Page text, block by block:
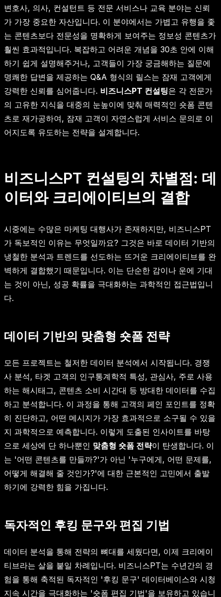
변호사, 의사, 컨설턴트 등 전문 서비스나 교육 분야는 신뢰
가 가장 중요한 자산입니다. 이 분야에서는 가볍고 유행을 좇
는 콘텐츠보다 전문성을 명확하게 보여주는 정보성 콘텐츠가
훨씬 효과적입니다. 복잡하고 어려운 개념을 30초 안에 이해
하기 쉽게 설명해주거나, 고객들이 가장 궁금해하는 질문에
명쾌한 답변을 제공하는 Q&A 형식의 릴스는 잠재 고객에게
강력한 신뢰를 심어줍니다. 비즈니스PT 컨설팅은 각 전문가
의 고유한 지식을 대중의 눈높이에 맞춰 매력적인 숏폼 콘텐
츠로 재가공하여, 잠재 고객이 자연스럽게 서비스 문의로 이
어지도록 유도하는 전략을 설계합니다.
비즈니스PT 컨설팅의 차별점: 데
이터와 크리에이티브의 결합
시중에는 수많은 마케팅 대행사가 존재하지만, 비즈니스PT
가 독보적인 이유는 무엇일까요? 그것은 바로 데이터 기반의
냉철한 분석과 트렌드를 선도하는 뜨거운 크리에이티브를 완
벽하게 결합했기 때문입니다. 이는 단순한 감이나 운에 기대
는 것이 아닌, 성공 확률을 극대화하는 과학적인 접근법입니
다.
데이터 기반의 맞춤형 숏폼 전략
모든 프로젝트는 철저한 데이터 분석에서 시작됩니다. 경쟁
사 분석, 타겟 고객의 인구통계학적 특성, 관심사, 주로 사용
하는 해시태그, 콘텐츠 소비 시간대 등 방대한 데이터를 수집
하고 분석합니다. 이 과정을 통해 고객의 페인 포인트를 정확
히 진단하고, 어떤 메시지가 가장 효과적으로 소구될 수 있을
지 과학적으로 예측합니다. 이렇게 도출된 인사이트를 바탕
으로 세상에 단 하나뿐인 맞춤형 숏폼 전략이 탄생합니다. 이
는 '어떤 콘텐츠를 만들까?'가 아닌 '누구에게, 어떤 문제를,
어떻게 해결해 줄 것인가?'에 대한 근본적인 고민에서 출발
하기에 강력한 힘을 가집니다.
독자적인 후킹 문구와 편집 기법
데이터 분석을 통해 전략의 뼈대를 세웠다면, 이제 크리에이
티브라는 살을 붙일 차례입니다. 비즈니스PT는 수년간의 경
험을 통해 축적된 독자적인 '후킹 문구' 데이터베이스와 시청
지속 시간을 극대화하는 '숏폼 편집 기법'을 보유하고 있습니